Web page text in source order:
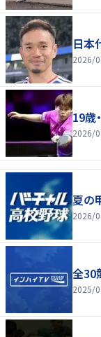
日本
2026/
19歳
2026/
夏の
2026/
全30
2025/